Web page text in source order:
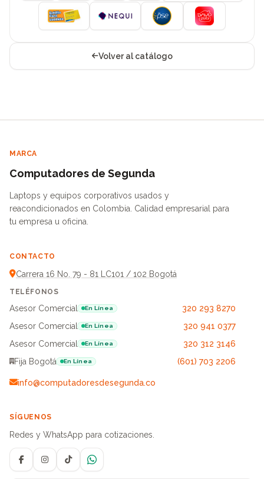
Volver al catálogo
MARCA
Computadores de Segunda
Laptops y equipos corporativos usados y
reacondicionados en Colombia. Calidad empresarial para
tu empresa u oficina.
CONTACTO
Carrera 16 No. 79 - 81 LC101 / 102 Bogotá
TELÉFONOS
Asesor Comercial En Línea
320 293 8270
Asesor Comercial
En Línea
320 941 0377
Asesor Comercial
En Línea
320 312 3146
Fija Bogotá
En Línea (601) 703 2206
info@computadoresdesegunda.co
SÍGUENOS
Redes y WhatsApp para cotizaciones.
FacebookInstagramTikTokWhatsApp